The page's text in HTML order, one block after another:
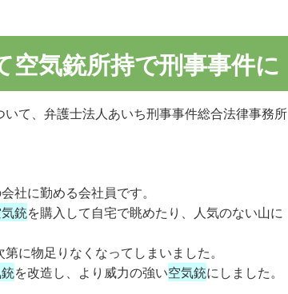
空気銃所持で刑事事件に
て、弁護士法人あいち刑事事件総合法律事務所
社に勤める会社員です。
銃を購入して自宅で眺めたり、人気のない山に
に物足りなくなってしまいました。
を改造し、より威力の強い空気銃にしました。